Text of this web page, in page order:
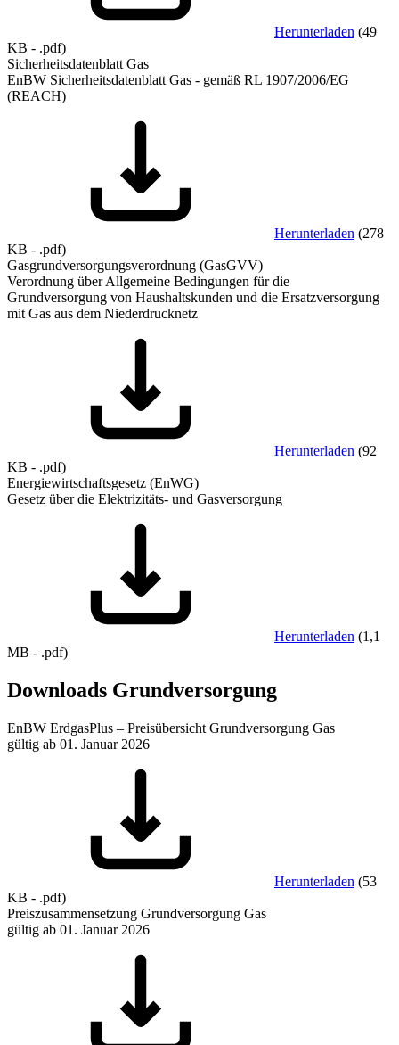
Herunterladen (49
KB - .pdf)
Sicherheitsdatenblatt Gas
EnBW Sicherheitsdatenblatt Gas - gemäß RL 1907/2006/EG
(REACH)
Herunterladen (278
KB - .pdf)
Gasgrundversorgungsverordnung (GasGVV)
Verordnung über Allgemeine Bedingungen für die
Grundversorgung von Haushaltskunden und die Ersatzversorgung
mit Gas aus dem Niederdrucknetz
Herunterladen (92
KB - .pdf)
Energiewirtschaftsgesetz (EnWG)
Gesetz über die Elektrizitäts- und Gasversorgung
Herunterladen (1,1
MB - .pdf)
Downloads Grundversorgung
EnBW ErdgasPlus – Preisübersicht Grundversorgung Gas
gültig ab 01. Januar 2026
Herunterladen (53
KB - .pdf)
Preiszusammensetzung Grundversorgung Gas
gültig ab 01. Januar 2026